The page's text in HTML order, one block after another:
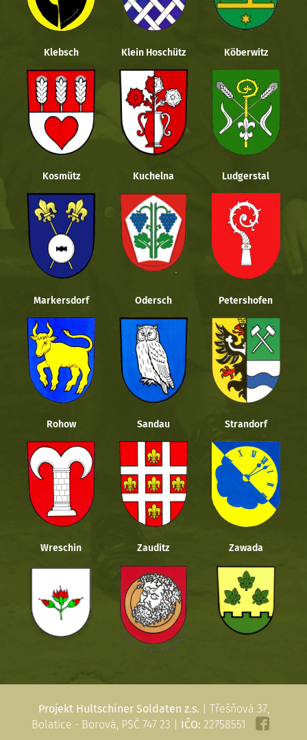
Klebsch Klein Hoschütz Köberwitz
Kosmütz Kuchelna Ludgerstal
Markersdorf Odersch Petershofen
Rohow Sandau Strandorf
Wreschin Zauditz Zawada
Projekt Hultschiner Soldaten z.s. | Třešňová 37,
Bolatice - Borová, PSČ 747 23 | IČO: 22758551